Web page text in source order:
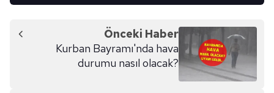
Önceki Haber
Kurban Bayramı'nda hava
durumu nasıl olacak?